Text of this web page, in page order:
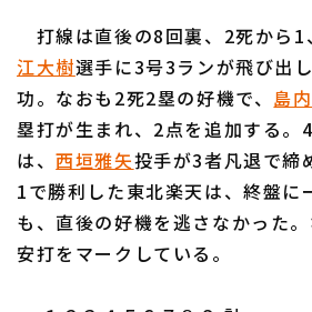
打線は直後の8回裏、2死から1
江大樹選手に3号3ランが飛び出
功。なおも2死2塁の好機で、 島
塁打が生まれ、2点を追加する。
は、西垣雅矢投手が3者凡退で締
1で勝利した東北楽天は、終盤に
も、直後の好機を逃さなかった
安打をマークしている。